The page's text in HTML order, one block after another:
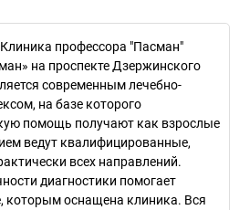
профессора "Пасман"
на проспекте Дзержинского
современным лечебно-
на базе которого
помощь получают как взрослые
ведут квалифицированные,
всех направлений.
диагностики помогает
которым оснащена клиника. Вся